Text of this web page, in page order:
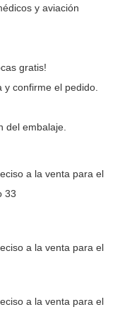
y aviación
gratis!
confirme el pedido.
del embalaje.